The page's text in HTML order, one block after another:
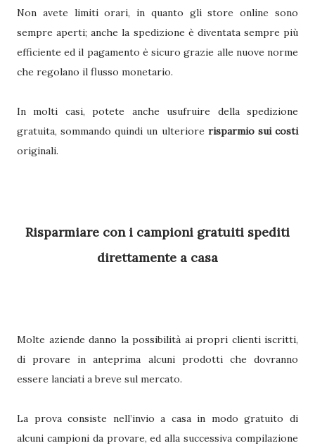
Non avete limiti orari, in quanto gli store online sono
sempre aperti; anche la spedizione è diventata sempre più
efficiente ed il pagamento è sicuro grazie alle nuove norme
che regolano il flusso monetario.
In molti casi, potete anche usufruire della spedizione
gratuita, sommando quindi un ulteriore risparmio sui costi
originali.
Risparmiare con i campioni gratuiti spediti
direttamente a casa
Molte aziende danno la possibilità ai propri clienti iscritti,
di provare in anteprima alcuni prodotti che dovranno
essere lanciati a breve sul mercato.
La prova consiste nell’invio a casa in modo gratuito di
alcuni campioni da provare, ed alla successiva compilazione